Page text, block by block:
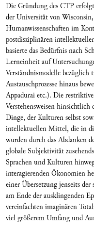
Die Gründung des CTP
der Universität von
Humanwissenschaften im
postdisziplinären
basierte das Bedürfnis nach
Lerneinheit auf
Verständnismodelle
Austauschprozesse hinaus
Appadurai etc.). Die
Verstehensweisen hinsichtlich
Dinge, der Kulturen selbst
intellektuellen Mittel, die in
wurden durch das Abdanken
globale Subjektivität
Sprachen und Kulturen
interagierenden Ökonomien
einer Übersetzung jenseits
am Ende der ausklingenden
vereinfachten imaginären
viel größerem Umfang und